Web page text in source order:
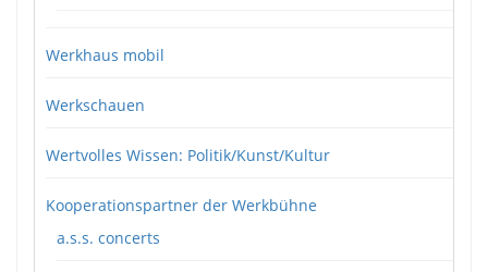
Werkhaus mobil
Werkschauen
Wertvolles Wissen: Politik/Kunst/Kultur
Kooperationspartner der Werkbühne
a.s.s. concerts